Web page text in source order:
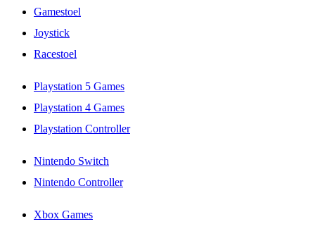
Gamestoel
Joystick
Racestoel
Playstation 5 Games
Playstation 4 Games
Playstation Controller
Nintendo Switch
Nintendo Controller
Xbox Games